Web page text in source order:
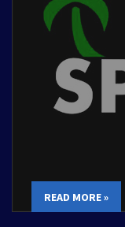
READ MORE »